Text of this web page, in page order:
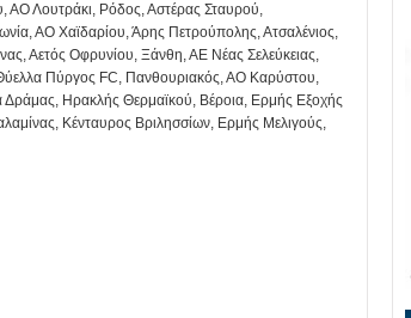
ΑΟ Λουτράκι, Ρόδος, Αστέρας Σταυρού,
ΑΟ Χαϊδαρίου, Άρης Πετρούπολης, Ατσαλένιος,
Αετός Οφρυνίου, Ξάνθη, ΑΕ Νέας Σελεύκειας,
Πύργος FC, Πανθουριακός, ΑΟ Καρύστου,
Ηρακλής Θερμαϊκού, Βέροια, Ερμής Εξοχής
Κένταυρος Βριλησσίων, Ερμής Μελιγούς,